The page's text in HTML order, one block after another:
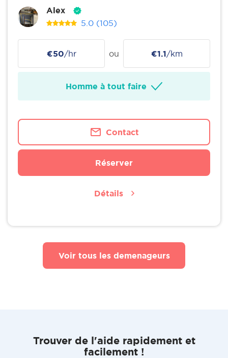
Alex
5.0 (105)
€50/hr ou €1.1/km
Homme à tout faire
Contact
Réserver
Détails
Voir tous les demenageurs
Trouver de l'aide rapidement et
facilement !